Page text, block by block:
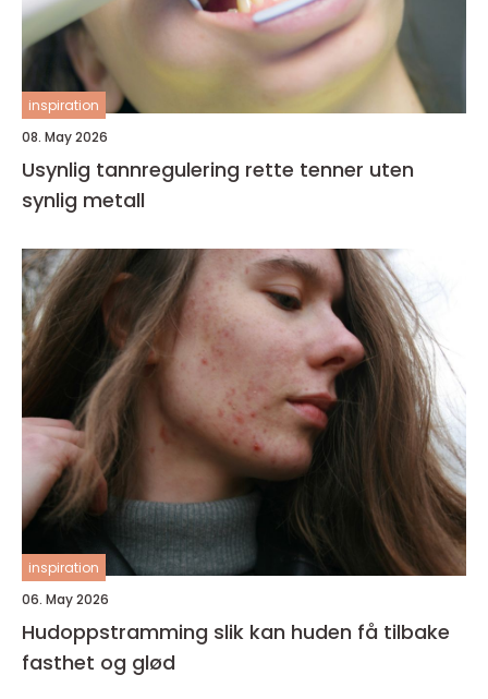
inspiration
08. May 2026
Usynlig tannregulering rette tenner uten
synlig metall
inspiration
06. May 2026
Hudoppstramming slik kan huden få tilbake
fasthet og glød